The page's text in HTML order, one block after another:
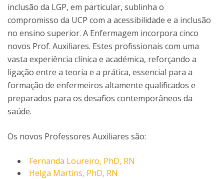
inclusão da LGP, em particular, sublinha o
compromisso da UCP com a acessibilidade e a inclusão
no ensino superior. A Enfermagem incorpora cinco
novos Prof. Auxiliares. Estes profissionais com uma
vasta experiência clínica e académica, reforçando a
ligação entre a teoria e a prática, essencial para a
formação de enfermeiros altamente qualificados e
preparados para os desafios contemporâneos da
saúde.
Os novos Professores Auxiliares são:
Fernanda Loureiro, PhD, RN
Helga Martins, PhD, RN